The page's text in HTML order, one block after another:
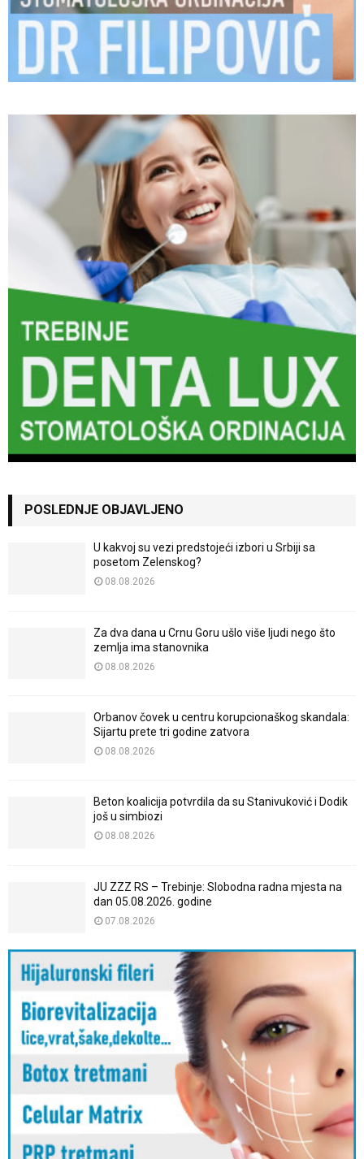
POSLEDNJE OBJAVLJENO
U kakvoj su vezi predstojeći izbori u Srbiji sa
posetom Zelenskog?
08.08.2026
Za dva dana u Crnu Goru ušlo više ljudi nego što
zemlja ima stanovnika
08.08.2026
Orbanov čovek u centru korupcionaškog skandala:
Sijartu prete tri godine zatvora
08.08.2026
Beton koalicija potvrdila da su Stanivuković i Dodik
još u simbiozi
08.08.2026
JU ZZZ RS – Trebinje: Slobodna radna mjesta na
dan 05.08.2026. godine
07.08.2026